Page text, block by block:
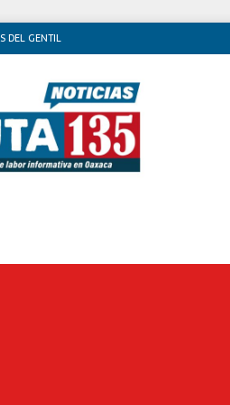
DEL GENTIL